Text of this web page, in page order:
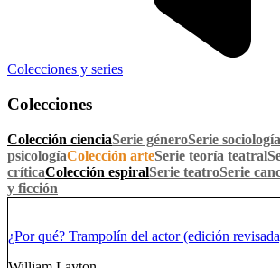
Colecciones y series
Colecciones
Colección cienciaSerie géneroSerie sociología
psicologíaColección arteSerie teoría teatral
críticaColección espiralSerie teatroSerie
y ficción
¿Por qué? Trampolín del actor (edición